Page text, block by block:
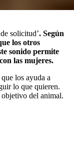
solicitud’. Según
los otros
sonido permite
las mujeres.
los ayuda a
lo que quieren.
objetivo del animal.